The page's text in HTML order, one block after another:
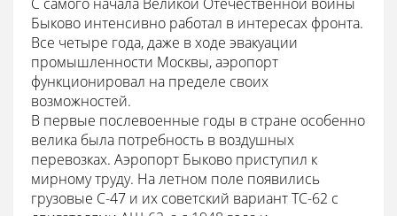
Быково интенсивно работал в интересах фронта.
Все четыре года, даже в ходе эвакуации
промышленности Москвы, аэропорт
функционировал на пределе своих
возможностей.
В первые послевоенные годы в стране особенно
велика была потребность в воздушных
перевозках. Аэропорт Быково приступил к
мирному труду. На летном поле появились
грузовые С-47 и их советский вариант ТС-62 с